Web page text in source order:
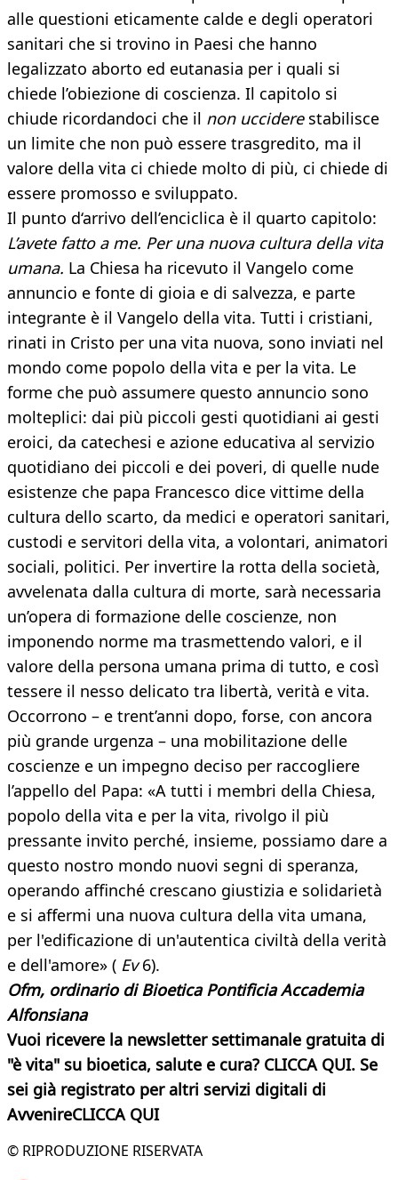
alle questioni eticamente calde e degli operatori
sanitari che si trovino in Paesi che hanno
legalizzato aborto ed eutanasia per i quali si
chiede l’obiezione di coscienza. Il capitolo si
chiude ricordandoci che il non ucciderestabilisce
un limite che non può essere trasgredito, ma il
valore della vita ci chiede molto di più, ci chiede di
essere promosso e sviluppato.
Il punto d‘arrivo dell’enciclica è il quarto capitolo:
L’avete fatto a me. Per una nuova cultura della vita
umana. La Chiesa ha ricevuto il Vangelo come
annuncio e fonte di gioia e di salvezza, e parte
integrante è il Vangelo della vita. Tutti i cristiani,
rinati in Cristo per una vita nuova, sono inviati nel
mondo come popolo della vita e per la vita. Le
forme che può assumere questo annuncio sono
molteplici: dai più piccoli gesti quotidiani ai gesti
eroici, da catechesi e azione educativa al servizio
quotidiano dei piccoli e dei poveri, di quelle nude
esistenze che papa Francesco dice vittime della
cultura dello scarto, da medici e operatori sanitari,
custodi e servitori della vita, a volontari, animatori
sociali, politici. Per invertire la rotta della società,
avvelenata dalla cultura di morte, sarà necessaria
un’opera di formazione delle coscienze, non
imponendo norme ma trasmettendo valori, e il
valore della persona umana prima di tutto, e così
tessere il nesso delicato tra libertà, verità e vita.
Occorrono – e trent’anni dopo, forse, con ancora
più grande urgenza – una mobilitazione delle
coscienze e un impegno deciso per raccogliere
l’appello del Papa: «A tutti i membri della Chiesa,
popolo della vita e per la vita, rivolgo il più
pressante invito perché, insieme, possiamo dare a
questo nostro mondo nuovi segni di speranza,
operando affinché crescano giustizia e solidarietà
e si affermi una nuova cultura della vita umana,
per l'edificazione di un'autentica civiltà della verità
e dell'amore» ( Ev6).
Ofm, ordinario di Bioetica Pontificia Accademia
Alfonsiana
Vuoi ricevere la newsletter settimanale gratuita di
"è vita" su bioetica, salute e cura? CLICCA QUI. Se
sei già registrato per altri servizi digitali di
AvvenireCLICCA QUI
© RIPRODUZIONE RISERVATA